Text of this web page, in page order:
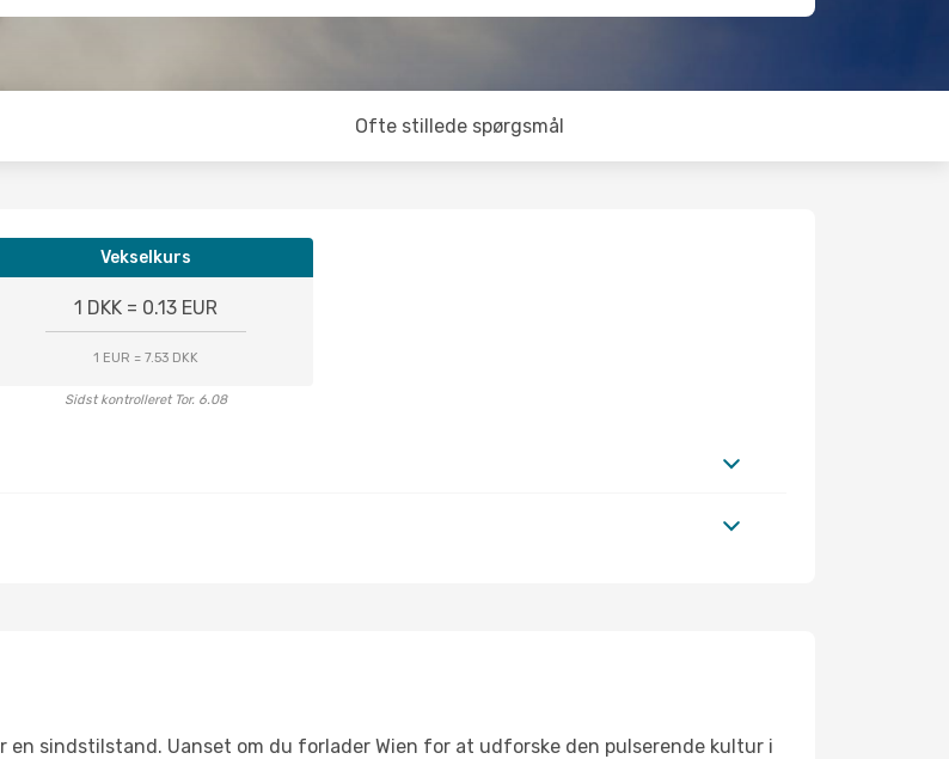
Ofte stillede spørgsmål
Vekselkurs
1 DKK = 0.13 EUR
1 EUR = 7.53 DKK
Sidst kontrolleret Tor. 6.08
en sindstilstand. Uanset om du forlader Wien for at udforske den pulserende kultur i